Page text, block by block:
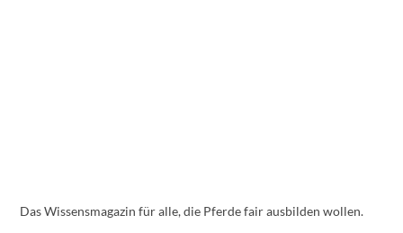
Das Wissensmagazin für alle, die Pferde fair ausbilden wollen.